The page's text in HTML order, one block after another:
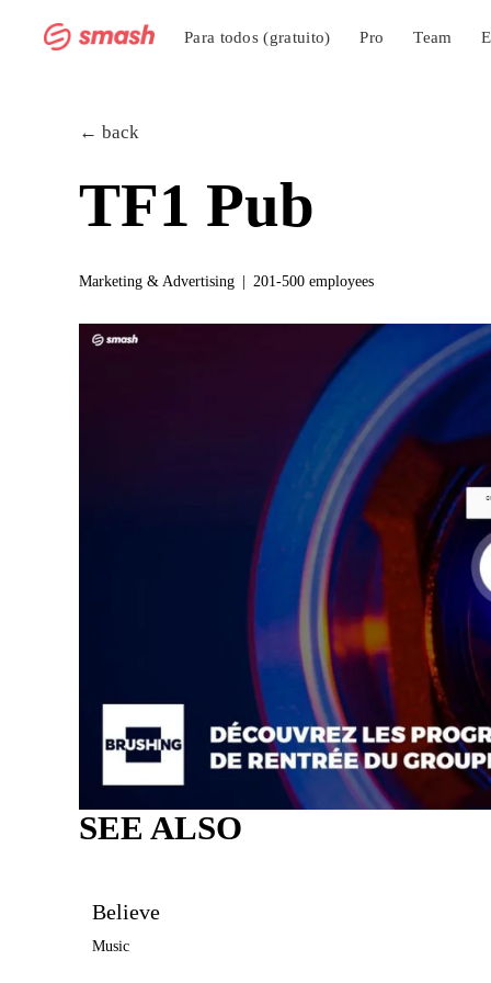
Para todos (gratuito) Pro Team
TF1 Pub
← back
Marketing & Advertising 201-500 employees
SEE ALSO
Believe
Music